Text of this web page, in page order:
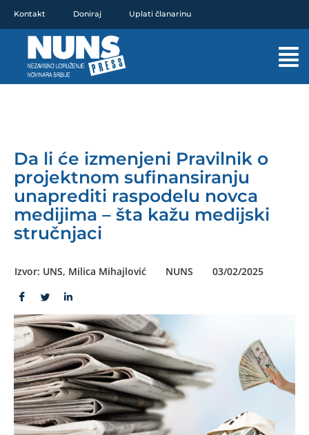
sadržaj
Kontakt Doniraj Uplati članarinu
Da li će izmenjeni Pravilnik o
projektnom sufinansiranju
unaprediti raspodelu novca
medijima – šta kažu medijski
stručnjaci
Izvor: UNS, Milica Mihajlović NUNS 03/02/2025